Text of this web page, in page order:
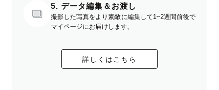
5. データ編集＆お渡し
撮影した写真をより素敵に編集して1~2週間前後で
マイページにお届けします。
詳しくはこちら